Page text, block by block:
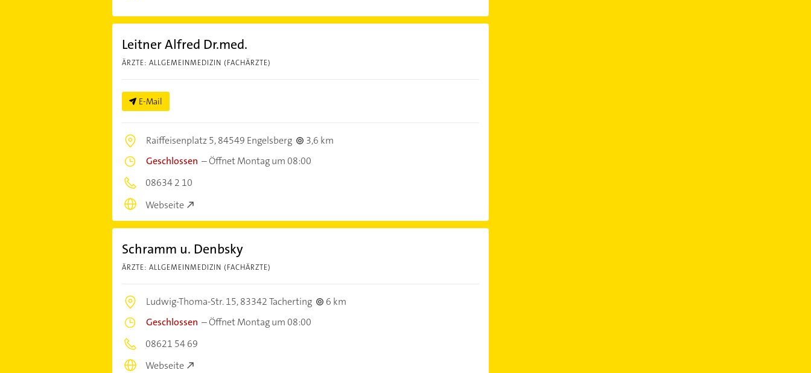
Leitner Alfred Dr.med.
ÄRZTE: ALLGEMEINMEDIZIN (FACHÄRZTE)
E-Mail
Raiffeisenplatz 5,84549 Engelsberg
3,6 km
Geschlossen –Öffnet Montag um 08:00
08634 2 10
Webseite
Schramm u. Denbsky
ÄRZTE: ALLGEMEINMEDIZIN (FACHÄRZTE)
Ludwig-Thoma-Str. 15,83342 Tacherting
6 km
Geschlossen –Öffnet Montag um 08:00
08621 54 69
Webseite